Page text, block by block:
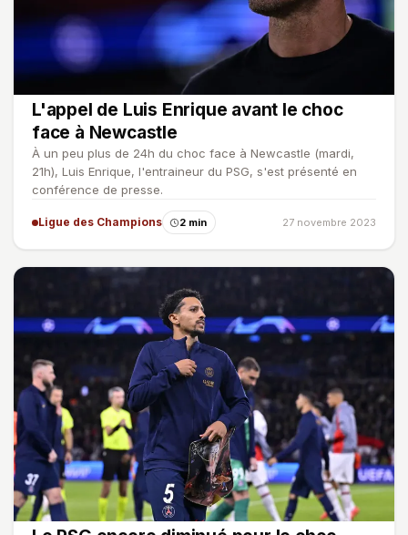
L'appel de Luis Enrique avant le choc
face à Newcastle
À un peu plus de 24h du choc face à Newcastle (mardi,
21h), Luis Enrique, l'entraineur du PSG, s'est présenté en
conférence de presse.
Ligue des Champions 2 min 27 novembre 2023